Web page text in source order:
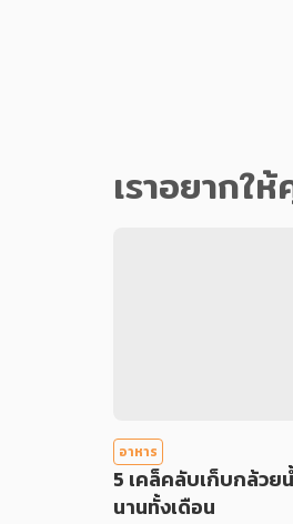
เราอยากใ
อาหาร
5 เคล็คลับเก็บกล้วย
นานทั้งเดือน